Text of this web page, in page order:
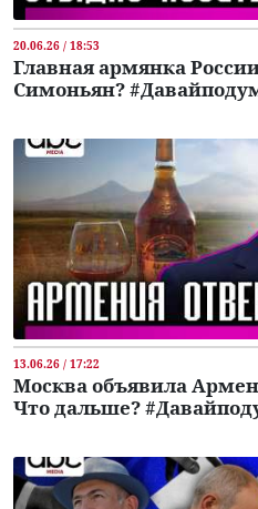
20.06.26 / 18:53
Главная армянка
Симоньян?
13.06.26 / 17:22
Москва объявила
Что дальше?